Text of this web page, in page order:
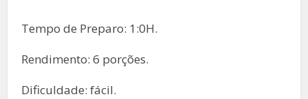
Tempo de Preparo: 1:0H.
Rendimento: 6 porções.
Dificuldade: fácil.